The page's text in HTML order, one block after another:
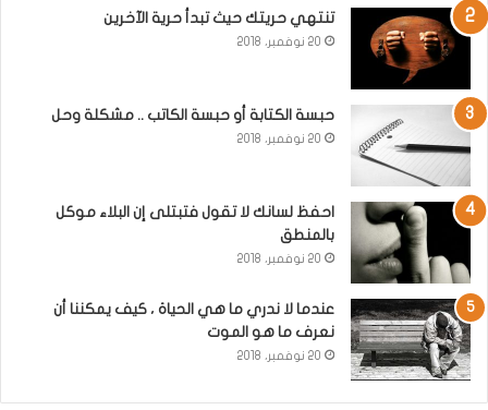
تنتهي حريتك حيث تبدأ حرية الآخرين
20 نوفمبر، 2018
حبسة الكتابة أو حبسة الكاتب .. مشكلة وحل
20 نوفمبر، 2018
احفظ لسانك لا تقول فتبتلى إن البلاء موكل
بالمنطق
20 نوفمبر، 2018
عندما لا ندري ما هي الحياة ، كيف يمكننا أن
نعرف ما هو الموت
20 نوفمبر، 2018